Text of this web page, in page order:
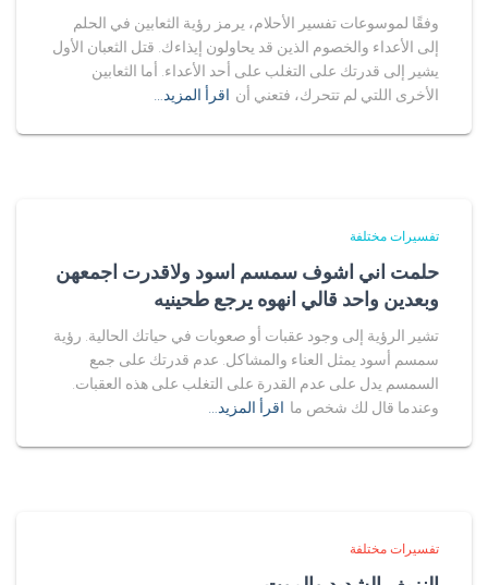
وفقًا لموسوعات تفسير الأحلام، يرمز رؤية الثعابين في الحلم
إلى الأعداء والخصوم الذين قد يحاولون إيذاءك. قتل الثعبان الأول
يشير إلى قدرتك على التغلب على أحد الأعداء. أما الثعابين
الأخرى اللتي لم تتحرك، فتعني أن اقرأ المزيد…
تفسيرات مختلفة
حلمت اني اشوف سمسم اسود ولاقدرت اجمعهن
وبعدين واحد قالي انهوه يرجع طحينيه
تشير الرؤية إلى وجود عقبات أو صعوبات في حياتك الحالية. رؤية
سمسم أسود يمثل العناء والمشاكل. عدم قدرتك على جمع
السمسم يدل على عدم القدرة على التغلب على هذه العقبات.
وعندما قال لك شخص ما اقرأ المزيد…
تفسيرات مختلفة